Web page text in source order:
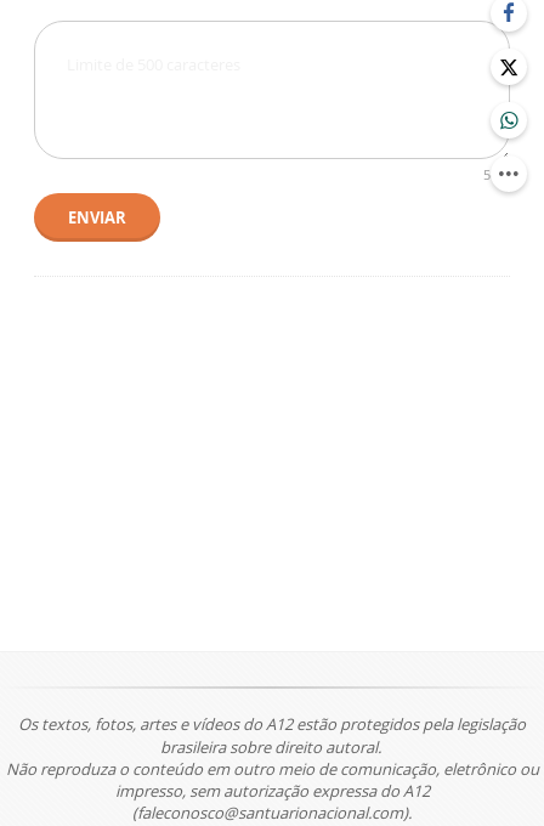
500
ENVIAR
Os textos, fotos, artes e vídeos do A12 estão protegidos pela legislação
brasileira sobre direito autoral.
Não reproduza o conteúdo em outro meio de comunicação, eletrônico ou
impresso, sem autorização expressa do A12
(faleconosco@santuarionacional.com).